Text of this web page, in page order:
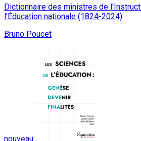
Dictionnaire des ministres de
l’Éducation nationale (1824-2024)
Bruno Poucet
nouveau